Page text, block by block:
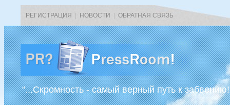
РЕГИСТРАЦИЯ НОВОСТИ ОБРАТНАЯ СВЯЗЬ
“...Скромность - самый верный путь к